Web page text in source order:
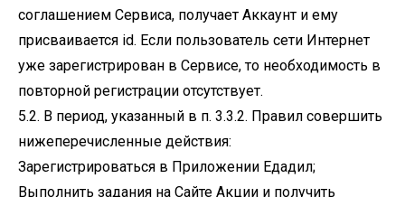
соглашением Сервиса, получает Аккаунт и ему
присваивается id. Если пользователь сети Интернет
уже зарегистрирован в Сервисе, то необходимость в
повторной регистрации отсутствует.
5.2. В период, указанный в п. 3.3.2. Правил совершить
нижеперечисленные действия:
Зарегистрироваться в Приложении Едадил;
Выполнить задания на Сайте Акции и получить